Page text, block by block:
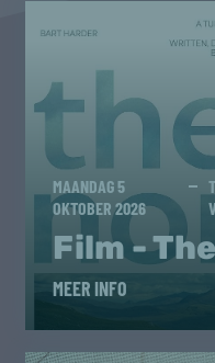
MAANDAG 5
OKTOBER 2026
Film -
MEER INFO